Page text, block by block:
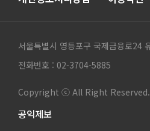
서울특별시 영등포구 국제금융로24
전화번호 : 02-3704-5885
Copyright ⓒ All Right Reserved.
공익제보